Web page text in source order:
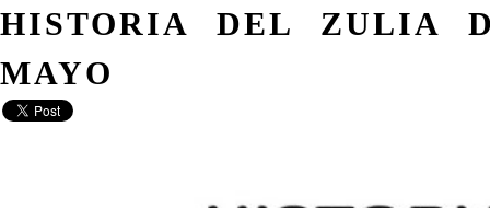
HISTORIA DEL ZULIA
MAYO